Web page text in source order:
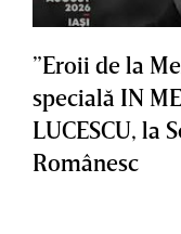
”Eroii de la
specială IN
LUCESCU, la
Românesc